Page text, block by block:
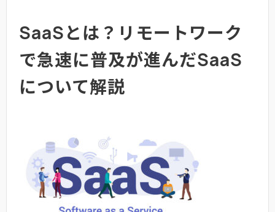
SaaSとは？リモートワーク
で急速に普及が進んだSaaS
について解説